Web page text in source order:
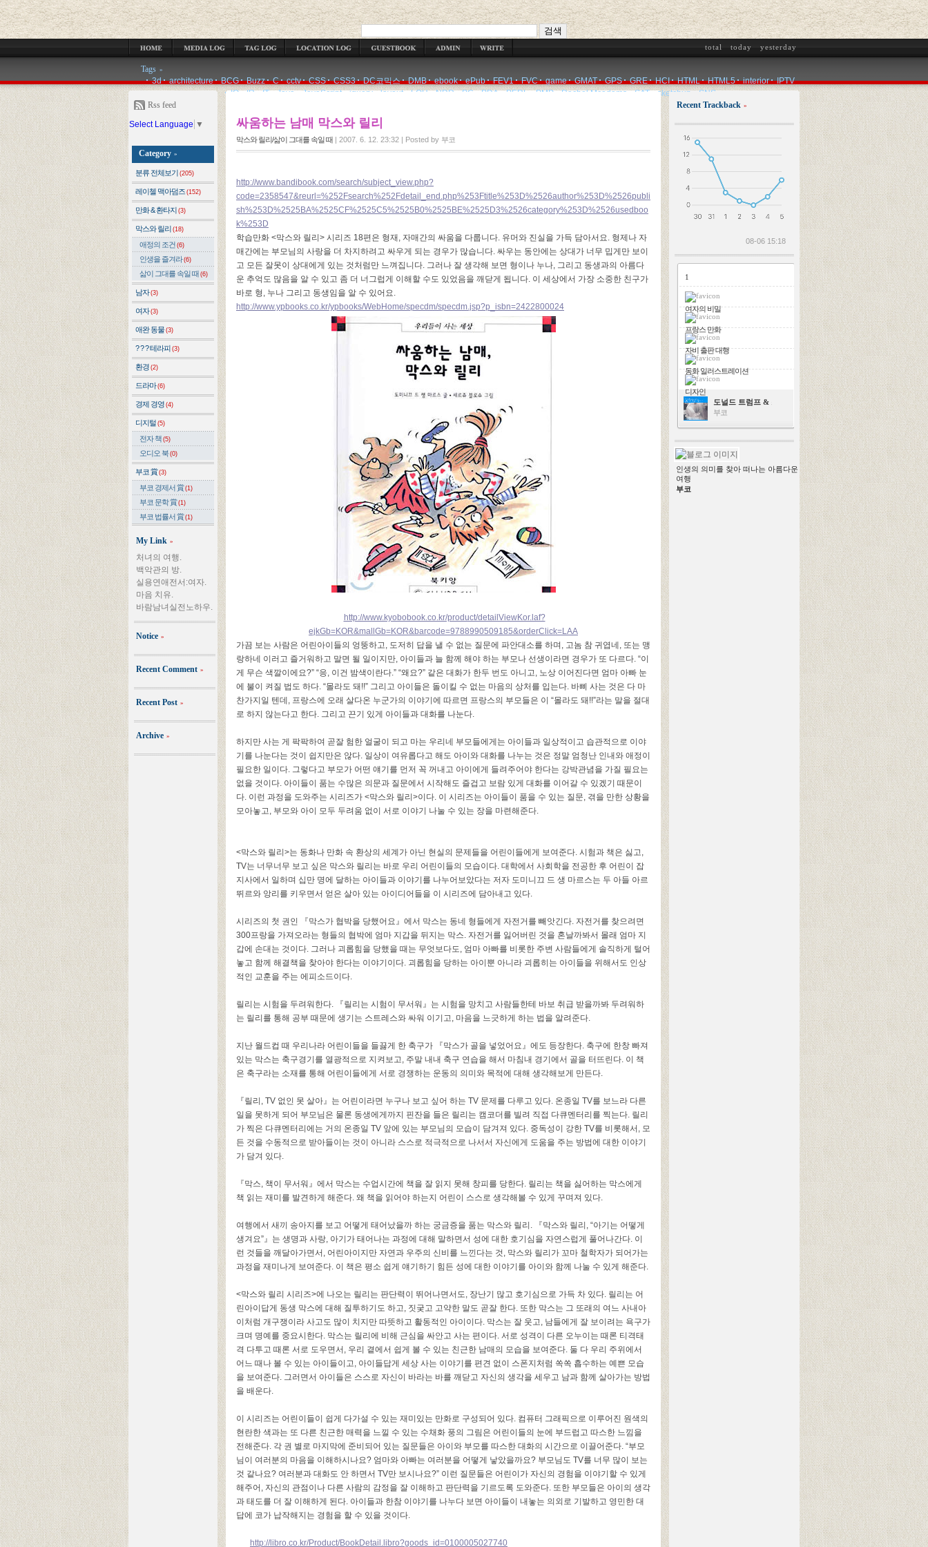
LOCATION LOG GUESTBOOK ADMIN WRITE total today yesterday
Tags »
3d architecture BCG Buzz C cctv CSS CSS3 DC코믹스 DMB ebook ePub FEV1 FVC game GMAT GPS GRE HCI HTML HTML5 interior
IPTV
IQ
IR IT Java JavaScript jquery layout LOH NDR PC PDA PERL PMP Rachel Mcadams SAT sketchup SNS
Rss feed
Select Language ▼
Category »
분류 전체보기 (205)
레이첼 맥아덤즈 (152)
만화 & 환타지 (3)
막스와 릴리 (18)
애정의 조건 (6)
인생을 즐겨라(6)
삶이 그대를 속일 때 (6)
남자(3)
여자(3)
애완 동물(3)
? ? ? 테라피 (3)
환경 (2)
드라마(6)
경제 경영 (4)
디지털 (5)
전자 책 (5)
오디오 북 (0)
부코 賞(3)
부코 경제서 賞(1)
부코 문학 賞(1)
부코 법률서 賞(1)
My Link »
처녀의 여행.
백악관의 방.
실용연애전서:여자.
마음 치유.
바람남녀실전노하우.
Notice »
Recent Comment »
Recent Post »
Archive »
Recent Trackback »
08-06 15:18
1
여자의 비밀
프랑스 만화
자비 출판 대행
동화 일러스트레이션
디자인
도널드 트럼프 & 스칼렛 요한슨
부코
인생의 의미를 찾아 떠나는 아름다운
여행
부코
싸움하는 남매 막스와 릴리
막스와 릴리/삶이 그대를 속일 때 | 2007. 6. 12. 23:32 | Posted by 부코
http://www.bandibook.com/search/subject_view.php?
code=2358547&reurl=%252Fsearch%252Fdetail_end.php%253Ftitle%253D%2526author%253D%2526publi
sh%253D%2525BA%2525CF%2525C5%2525B0%2525BE%2525D3%2526category%253D%2526usedboo
k%253D
학습만화 <막스와 릴리 > 시리즈 18편은 형재 , 자매간의 싸움을 다룹니다. 유머와 진실을 가득 담아서요. 형제나 자
매간에는 부모님의 사랑을 더 차지하려고 싸우게 되는 경우가 많습니다. 싸우는 동안에는 상대가 너무 밉게만 보이
고 모든 잘못이 상대에게 있는 것처럼만 느껴집니다. 그러나 잘 생각해 보면 형이나 누나, 그리고 동생과의 아름다
운 추억도 많음을 알 수 있고 좀 더 너그럽게 이해할 수도 있었음을 깨닫게 됩니다. 이 세상에서 가장 소중한 친구가
바로 형 , 누나 그리고 동생임을 알 수 있어요.
http://www.ypbooks.co.kr/ypbooks/WebHome/specdm/specdm.jsp?p_isbn=2422800024
http://www.kyobobook.co.kr/product/detailViewKor.laf?
ejkGb=KOR&mallGb=KOR&barcode=9788990509185&orderClick=LAA
가끔 보는 사람은 어린아이들의 엉뚱하고, 도저히 답을 낼 수 없는 질문에 파안대소를 하며 , 고놈 참 귀엽네 , 또는 맹
랑하네 이러고 즐거워하고 말면 될 일이지만, 아이들과 늘 함께 해야 하는 부모나 선생이라면 경우가 또 다르다. “이
게 무슨 색깔이에요?” “응, 이건 밤색이란다.” “왜요?” 같은 대화가 한두 번도 아니고, 노상 이어진다면 엄마 아빠 눈
에 불이 켜질 법도 하다. “몰라도 돼 !!” 그리고 아이들은 돌이킬 수 없는 마음의 상처를 입는다. 바삐 사는 것은 다 마
찬가지일 텐데 , 프랑스에 오래 살다온 누군가의 이야기에 따르면 프랑스의 부모들은 이 “몰라도 돼 !!”라는 말을 절대
로 하지 않는다고 한다. 그리고 끈기 있게 아이들과 대화를 나눈다.
하지만 사는 게 팍팍하여 곧잘 험한 얼굴이 되고 마는 우리네 부모들에게는 아이들과 일상적이고 습관적으로 이야
기를 나눈다는 것이 쉽지만은 않다. 일상이 여유롭다고 해도 아이와 대화를 나누는 것은 정말 엄청난 인내와 애정이
필요한 일이다. 그렇다고 부모가 어떤 얘기를 먼저 꼭 꺼내고 아이에게 들려주어야 한다는 강박관념을 가질 필요는
없을 것이다. 아이들이 품는 수많은 의문과 질문에서 시작해도 즐겁고 보람 있게 대화를 이어갈 수 있겠기 때문이
다. 이런 과정을 도와주는 시리즈가 <막스와 릴리 >이다. 이 시리즈는 아이들이 품을 수 있는 질문, 겪을 만한 상황을
모아놓고, 부모와 아이 모두 두려움 없이 서로 이야기 나눌 수 있는 장을 마련해준다.
<막스와 릴리 >는 동화나 만화 속 환상의 세계가 아닌 현실의 문제들을 어린이들에게 보여준다. 시험과 책은 싫고,
TV는 너무너무 보고 싶은 막스와 릴리는 바로 우리 어린이들의 모습이다. 대학에서 사회학을 전공한 후 어린이 잡
지사에서 일하며 십만 명에 달하는 아이들과 이야기를 나누어보았다는 저자 도미니끄 드 생 마르스는 두 아들 아르
뛰르와 앙리를 키우면서 얻은 살아 있는 아이디어들을 이 시리즈에 담아내고 있다.
시리즈의 첫 권인 『막스가 협박을 당했어요』에서 막스는 동네 형들에게 자전거를 빼앗긴다. 자전거를 찾으려면
300프랑을 가져오라는 형들의 협박에 엄마 지갑을 뒤지는 막스. 자전거를 잃어버린 것을 혼날까봐서 몰래 엄마 지
갑에 손대는 것이다. 그러나 괴롭힘을 당했을 때는 무엇보다도, 엄마 아빠를 비롯한 주변 사람들에게 솔직하게 털어
놓고 함께 해결책을 찾아야 한다는 이야기이다. 괴롭힘을 당하는 아이뿐 아니라 괴롭히는 아이들을 위해서도 인상
적인 교훈을 주는 에피소드이다.
릴리는 시험을 두려워한다.
『릴리는 시험이 무서워』는 시험을 망치고 사람들한테 바보 취급 받을까봐 두려워하
는 릴리를 통해 공부 때문에 생기는 스트레스와 싸워 이기고, 마음을 느긋하게 하는 법을 알려준다.
지난 월드컵 때 우리나라 어린이들을 들끓게 한 축구가 『막스가 골을 넣었어요』에도 등장한다. 축구에 한창 빠져
있는 막스는 축구경기를 열광적으로 지켜보고, 주말 내내 축구 연습을 해서 마침내 경기에서 골을 터뜨린다. 이 책
은 축구라는 소재를 통해 어린이들에게 서로 경쟁하는 운동의 의미와 목적에 대해 생각해보게 만든다.
『릴리 , TV 없인 못 살아』는 어린이라면 누구나 보고 싶어 하는 TV 문제를 다루고 있다. 온종일 TV를 보느라 다른
일을 못하게 되어 부모님은 물론 동생에게까지 핀잔을 들은 릴리는 캠코더를 빌려 직접 다큐멘터리를 찍는다. 릴리
가 찍은 다큐멘터리에는 거의 온종일 TV 앞에 있는 부모님의 모습이 담겨져 있다. 중독성이 강한 TV를 비롯해서 , 모
든 것을 수동적으로 받아들이는 것이 아니라 스스로 적극적으로 나서서 자신에게 도움을 주는 방법에 대한 이야기
가 담겨 있다.
『막스, 책이 무서워』에서 막스는 수업시간에 책을 잘 읽지 못해 창피를 당한다. 릴리는 책을 싫어하는 막스에게
책 읽는 재미를 발견하게 해준다. 왜 책을 읽어야 하는지 어린이 스스로 생각해볼 수 있게 꾸며져 있다.
여행에서 새끼 송아지를 보고 어떻게 태어났을까 하는 궁금증을 품는 막스와 릴리 . 『막스와 릴리 , “아기는 어떻게
생겨요”』는 생명과 사랑, 아기가 태어나는 과정에 대해 말하면서 성에 대한 호기심을 자연스럽게 풀어나간다. 이
런 것들을 깨달아가면서 , 어린아이지만 자연과 우주의 신비를 느낀다는 것, 막스와 릴리가 꼬마 철학자가 되어가는
과정을 재미나게 보여준다. 이 책은 평소 쉽게 얘기하기 힘든 성에 대한 이야기를 아이와 함께 나눌 수 있게 해준다.
<막스와 릴리 시리즈>에 나오는 릴리는 판단력이 뛰어나면서도, 장난기 많고 호기심으로 가득 차 있다. 릴리는 어
린아이답게 동생 막스에 대해 질투하기도 하고, 짓궂고 고약한 말도 곧잘 한다. 또한 막스는 그 또래의 여느 사내아
이처럼 개구쟁이라 사고도 많이 치지만 따뜻하고 활동적인 아이이다. 막스는 잘 웃고, 남들에게 잘 보이려는 욕구가
크며 명예를 중요시한다. 막스는 릴리에 비해 근심을 싸안고 사는 편이다. 서로 성격이 다른 오누이는 때론 티격태
격 다투고 때론 서로 도우면서 , 우리 곁에서 쉽게 볼 수 있는 친근한 남매의 모습을 보여준다. 둘 다 우리 주위에서
어느 때나 볼 수 있는 아이들이고, 아이들답게 세상 사는 이야기를 편견 없이 스폰지처럼 쏙쏙 흡수하는 예쁜 모습
을 보여준다. 그러면서 아이들은 스스로 자신이 바라는 바를 깨닫고 자신의 생각을 세우고 남과 함께 살아가는 방법
을 배운다.
이 시리즈는 어린이들이 쉽게 다가설 수 있는 재미있는 만화로 구성되어 있다. 컴퓨터 그래픽으로 이루어진 원색의
현란한 색과는 또 다른 친근한 매력을 느낄 수 있는 수채화 풍의 그림은 어린이들의 눈에 부드럽고 따스한 느낌을
전해준다. 각 권 별로 마지막에 준비되어 있는 질문들은 아이와 부모를 따스한 대화의 시간으로 이끌어준다. “부모
님이 여러분의 마음을 이해하시나요? 엄마와 아빠는 여러분을 어떻게 낳았을까요? 부모님도 TV를 너무 많이 보는
것 같나요? 여러분과 대화도 안 하면서 TV만 보시나요?” 이런 질문들은 어린이가 자신의 경험을 이야기할 수 있게
해주어 , 자신의 관점이나 다른 사람의 감정을 잘 이해하고 판단력을 기르도록 도와준다. 또한 부모들은 아이의 생각
과 태도를 더 잘 이해하게 된다. 아이들과 한참 이야기를 나누다 보면 아이들이 내놓는 의외로 기발하고 영민한 대
답에 코가 납작해지는 경험을 할 수 있을 것이다.
http://libro.co.kr/Product/BookDetail.libro?goods_id=0100005027740